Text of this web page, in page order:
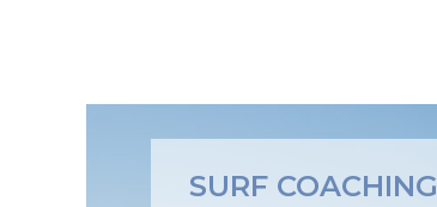
SURF COACHING